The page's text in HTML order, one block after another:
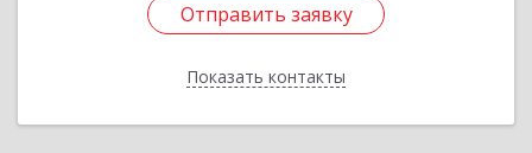
Отправить заявку
Показать контакты
Отправить заявку
Назад